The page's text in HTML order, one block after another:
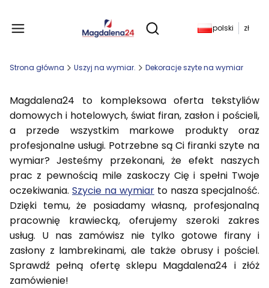
Otwórz wyszukiwarkę
Produkty w
polski zł
Strona główna Uszyj na wymiar. Dekoracje szyte na wymiar
Magdalena24 to kompleksowa oferta tekstyliów
domowych i hotelowych, świat firan, zasłon i pościeli,
a przede wszystkim markowe produkty oraz
profesjonalne usługi. Potrzebne są Ci firanki szyte na
wymiar? Jesteśmy przekonani, że efekt naszych
prac z pewnością mile zaskoczy Cię i spełni Twoje
oczekiwania. Szycie na wymiar to nasza specjalność.
Dzięki temu, że posiadamy własną, profesjonalną
pracownię krawiecką, oferujemy szeroki zakres
usług. U nas zamówisz nie tylko gotowe firany i
zasłony z lambrekinami, ale także obrusy i pościel.
Sprawdź pełną ofertę sklepu Magdalena24 i złóż
zamówienie!